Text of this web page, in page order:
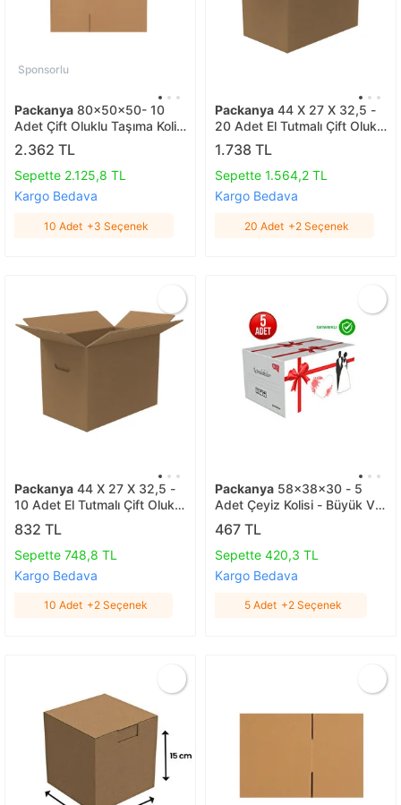
Sponsorlu
Packanya 80x50x50- 10
Adet Çift Oluklu Taşıma Kolisi
10 Adet
2.362 TL
Sepette 2.125,8 TL
Kargo Bedava
10 Adet +3 Seçenek
Packanya 44 X 27 X 32,5 -
20 Adet El Tutmalı Çift Oluklu
Taşıma Kolisi 20 Adet
1.738 TL
Sepette 1.564,2 TL
Kargo Bedava
20 Adet +2 Seçenek
Packanya 44 X 27 X 32,5 -
10 Adet El Tutmalı Çift Oluklu
Taşıma Kolisi 10 Adet
832 TL
Sepette 748,8 TL
Kargo Bedava
10 Adet +2 Seçenek
Packanya 58x38x30 - 5
Adet Çeyiz Kolisi - Büyük Ve
Sağlam 5 Adet
467 TL
Sepette 420,3 TL
Kargo Bedava
5 Adet +2 Seçenek